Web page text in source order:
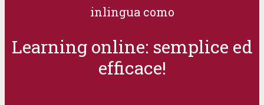
inlingua como
Learning online: semplice ed
efficace!